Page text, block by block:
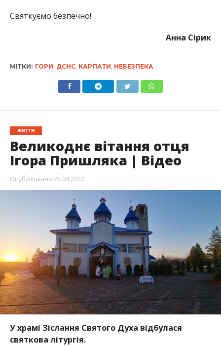
Святкуємо безпечно!
Анна Сірик
МІТКИ: ГОРИ ДСНС, КАРПАТИ НЕБЕЗПЕКА
ЖИТТЯ
Великоднє вітання отця
Ігора Пришляка | Відео
Опубліковано 25.04.2022
У храмі Зіслання Святого Духа відбулася
святкова літургія.